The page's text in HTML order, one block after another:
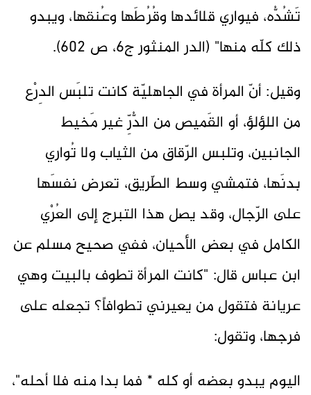
تَشُدُّه، فيواري قلائدها وقُرُطَها وعُنقها، ويبدو
ذلك كلّه منها" (الدر المنثور ج6، ص 602).
وقيل: أنّ المرأة في الجاهليّة كانت تلبَس الدِرْع
من اللؤلؤ، أو القَميص من الدُّرِّ غير مَخيط
الجانبين، وتلبس الرّقاق من الثياب ولا تُواري
بدنَها، فتمشي وسط الطّريق، تعرض نفسَها
على الرّجال، وقد يصل هذا التبرج إلى العُرْي
الكامل في بعض الأحيان، ففي صحيح مسلم عن
ابن عباس قال: "كانت المرأة تطوف بالبيت وهي
عريانة فتقول من يعيرني تطوافاً؟ تجعله على
فرجها، وتقول:
اليوم يبدو بعضه أو كله * فما بدا منه فلا أحله"،